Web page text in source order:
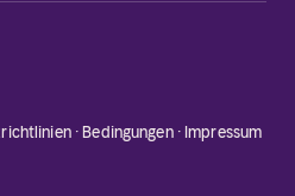
·Bedingungen· Impressum